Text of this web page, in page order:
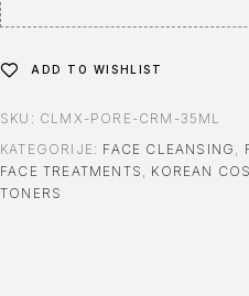
ADD TO WISHLIST
SKU: CLMX-PORE-CRM-35ML
KATEGORIJE: FACE CLEANSING ,
FACE TREATMENTS , KOREAN
TONERS